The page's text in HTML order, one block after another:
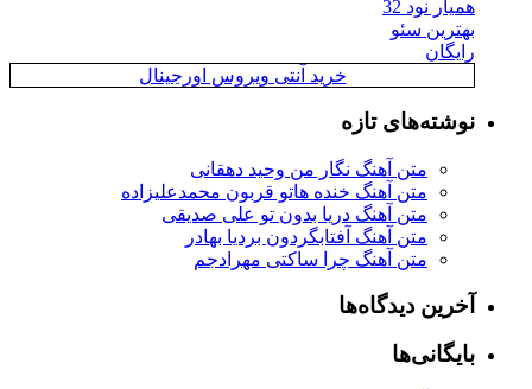
همیار نود 32
بهترین سئو
رایگان
خرید آنتی ویروس اورجینال
نوشته‌های تازه
متن آهنگ نگار من وحید دهقانی
متن آهنگ خنده هاتو قربون محمدعلیزاده
متن آهنگ دریا بدون تو علی صدیقی
متن آهنگ آفتابگردون بردیا بهادر
متن آهنگ چرا ساکتی مهرادجم
آخرین دیدگاه‌ها
بایگانی‌ها